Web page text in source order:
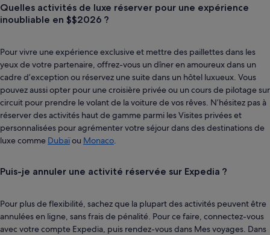
Quelles activités de luxe réserver pour une expérience
inoubliable en $$2026 ?
Pour vivre une expérience exclusive et mettre des paillettes dans les
yeux de votre partenaire, offrez-vous un dîner en amoureux dans un
cadre d’exception ou réservez une suite dans un hôtel luxueux. Vous
pouvez aussi opter pour une croisière privée ou un cours de pilotage sur
circuit pour prendre le volant de la voiture de vos rêves. N’hésitez pas à
réserver des activités haut de gamme parmi les Visites privées et
personnalisées pour agrémenter votre séjour dans des destinations de
luxe comme Dubaïou Monaco
Puis-je annuler une activité réservée sur Expedia ?
Pour plus de flexibilité, sachez que la plupart des activités peuvent être
annulées en ligne, sans frais de pénalité. Pour ce faire, connectez-vous
avec votre compte Expedia, puis rendez-vous dans Mes voyages. Dans